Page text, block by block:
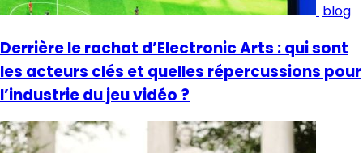
blog
Derrière le rachat d’Electronic Arts : qui sont
les acteurs clés et quelles répercussions pour
l’industrie du jeu vidéo ?